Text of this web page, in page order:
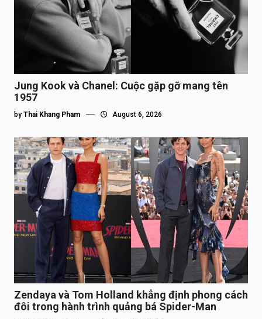
Jung Kook và Chanel: Cuộc gặp gỡ mang tên
1957
by Thai Khang Pham August 6, 2026
Zendaya và Tom Holland khẳng định phong cách
đôi trong hành trình quảng bá Spider-Man